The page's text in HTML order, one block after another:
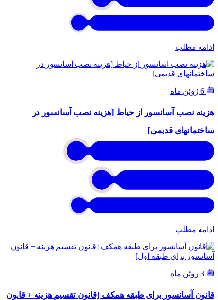
ادامه مطلب
هزینه نصب آسانسور از حیاط [هزینه نصب آسانسور در
ساختمانهای قدیمی]
ادامه مطلب
قانون آسانسور برای طبقه همکف [قانون تقسیم هزینه + قانون